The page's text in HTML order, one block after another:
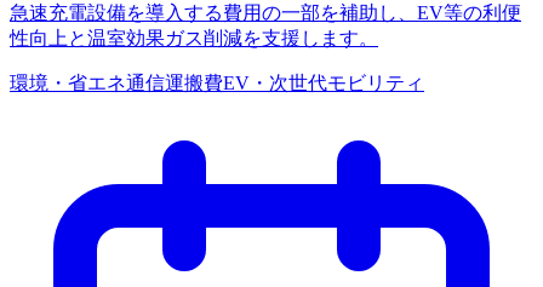
急速充電設備を導入する費用の一部を補助し、EV等の利便
性向上と温室効果ガス削減を支援します。
環境・省エネ通信運搬費EV・次世代モビリティ